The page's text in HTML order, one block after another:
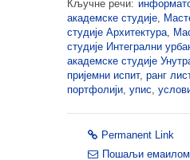
Кључне речи:
академске студије,
студије Архитектура,
студије Интегрални
академске студије
пријемни испит, ранг
портфолији, упис,
Permanent Link
Пошаљи емаилом